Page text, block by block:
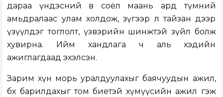
дараа үндэсний өв соёл маань ард түмний
амьдралаас улам холдож, зүгээр л тайзан дээр
үзүүлдэг тоглолт, үзвэрийн шинжтэй зүйл болж
хувирна. Ийм хандлага ч аль хэдийн
ажиглагдаад эхэлсэн.
Зарим хүн морь уралдуулахыг баячуудын ажил,
бөх барилдахыг том биетэй хүмүүсийн ажил гэж